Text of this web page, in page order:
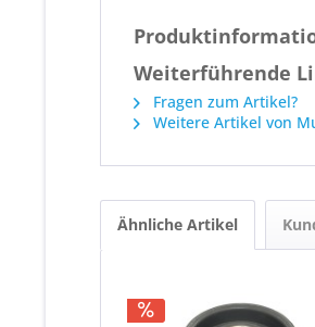
Weiterführende
Fragen zum Artikel?
Weitere Artikel von
Ähnliche Artikel